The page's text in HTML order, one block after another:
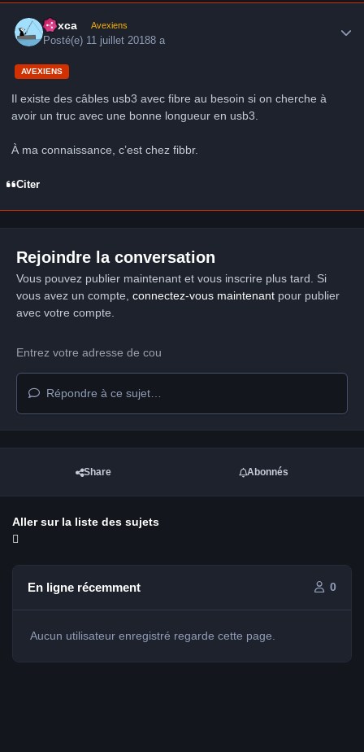
hoxca Avexiens
Posté(e) 11 juillet 20188 a
AVEXIENS
Il existe des câbles usb3 avec fibre au besoin si on cherche à
avoir un truc avec une bonne longueur en usb3.
À ma connaissance, c’est chez fibbr.
Citer
Rejoindre la conversation
Vous pouvez publier maintenant et vous inscrire plus tard. Si
vous avez un compte, connectez-vous maintenantpour publier
avec votre compte.
Répondre à ce sujet…
Share Abonnés
Aller sur la liste des sujets
En ligne récemment 0
Aucun utilisateur enregistré regarde cette page.